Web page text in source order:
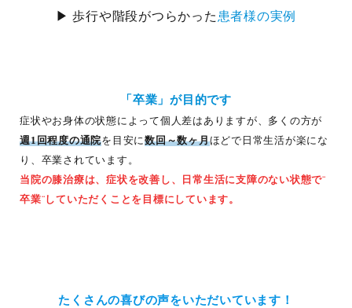
▶ 歩行や階段がつらかった 患者様の実例
「卒業」が目的です
症状やお身体の状態によって個人差はありますが、多くの方が
週1回程度の通院を目安に数回～数ヶ月ほどで日常生活が楽にな
り、卒業されています。
当院の膝治療は、症状を改善し、日常生活に支障のない状態で¨
卒業¨していただくことを目標にしています。
たくさんの喜びの声をいただいています！